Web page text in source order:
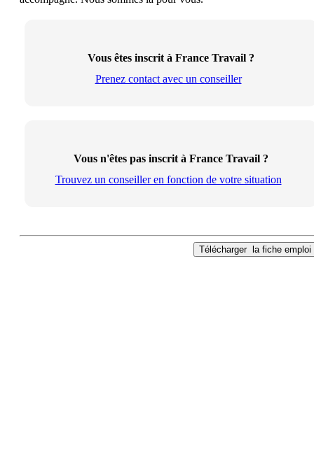
Vous êtes inscrit à France Travail ?
Prenez contact avec un conseiller
Vous n'êtes pas inscrit à France Travail ?
Trouvez un conseiller en fonction de votre situation
Télécharger la fiche emploi